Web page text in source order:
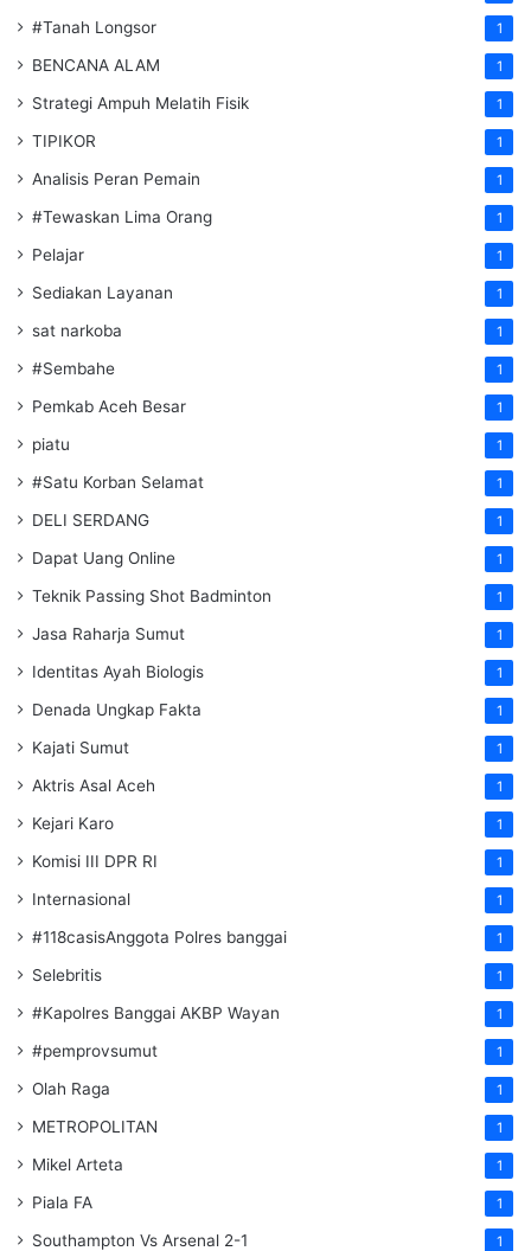
#Tanah Longsor 1
BENCANA ALAM 1
Strategi Ampuh Melatih Fisik 1
TIPIKOR 1
Analisis Peran Pemain 1
#Tewaskan Lima Orang 1
Pelajar 1
Sediakan Layanan 1
sat narkoba 1
#Sembahe 1
Pemkab Aceh Besar 1
piatu 1
#Satu Korban Selamat 1
DELI SERDANG 1
Dapat Uang Online 1
Teknik Passing Shot Badminton 1
Jasa Raharja Sumut 1
Identitas Ayah Biologis 1
Denada Ungkap Fakta 1
Kajati Sumut 1
Aktris Asal Aceh 1
Kejari Karo 1
Komisi III DPR RI 1
Internasional 1
#118casisAnggota Polres banggai 1
Selebritis 1
#Kapolres Banggai AKBP Wayan 1
#pemprovsumut 1
Olah Raga 1
METROPOLITAN 1
Mikel Arteta 1
Piala FA 1
Southampton Vs Arsenal 2-1 1